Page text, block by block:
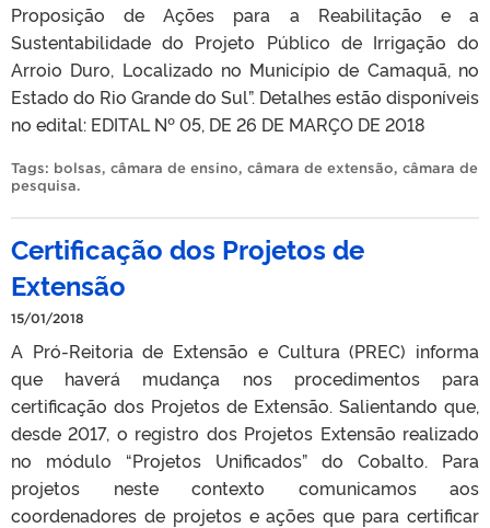
Proposição de Ações para a Reabilitação e a
Sustentabilidade do Projeto Público de Irrigação do
Arroio Duro, Localizado no Município de Camaquã, no
Estado do Rio Grande do Sul”. Detalhes estão disponíveis
no edital: EDITAL Nº 05, DE 26 DE MARÇO DE 2018
Tags: bolsas, câmara de ensino, câmara de extensão, câmara de
pesquisa.
Certificação dos Projetos de
Extensão
15/01/2018
A Pró-Reitoria de Extensão e Cultura (PREC) informa
que haverá mudança nos procedimentos para
certificação dos Projetos de Extensão. Salientando que,
desde 2017, o registro dos Projetos Extensão realizado
no módulo “Projetos Unificados” do Cobalto. Para
projetos neste contexto comunicamos aos
coordenadores de projetos e ações que para certificar